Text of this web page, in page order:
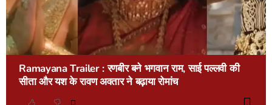
Ramayana Trailer : रणबीर बने भगवान राम, साई पल्लवी की
सीता और यश के रावण अवतार ने बढ़ाया रोमांच